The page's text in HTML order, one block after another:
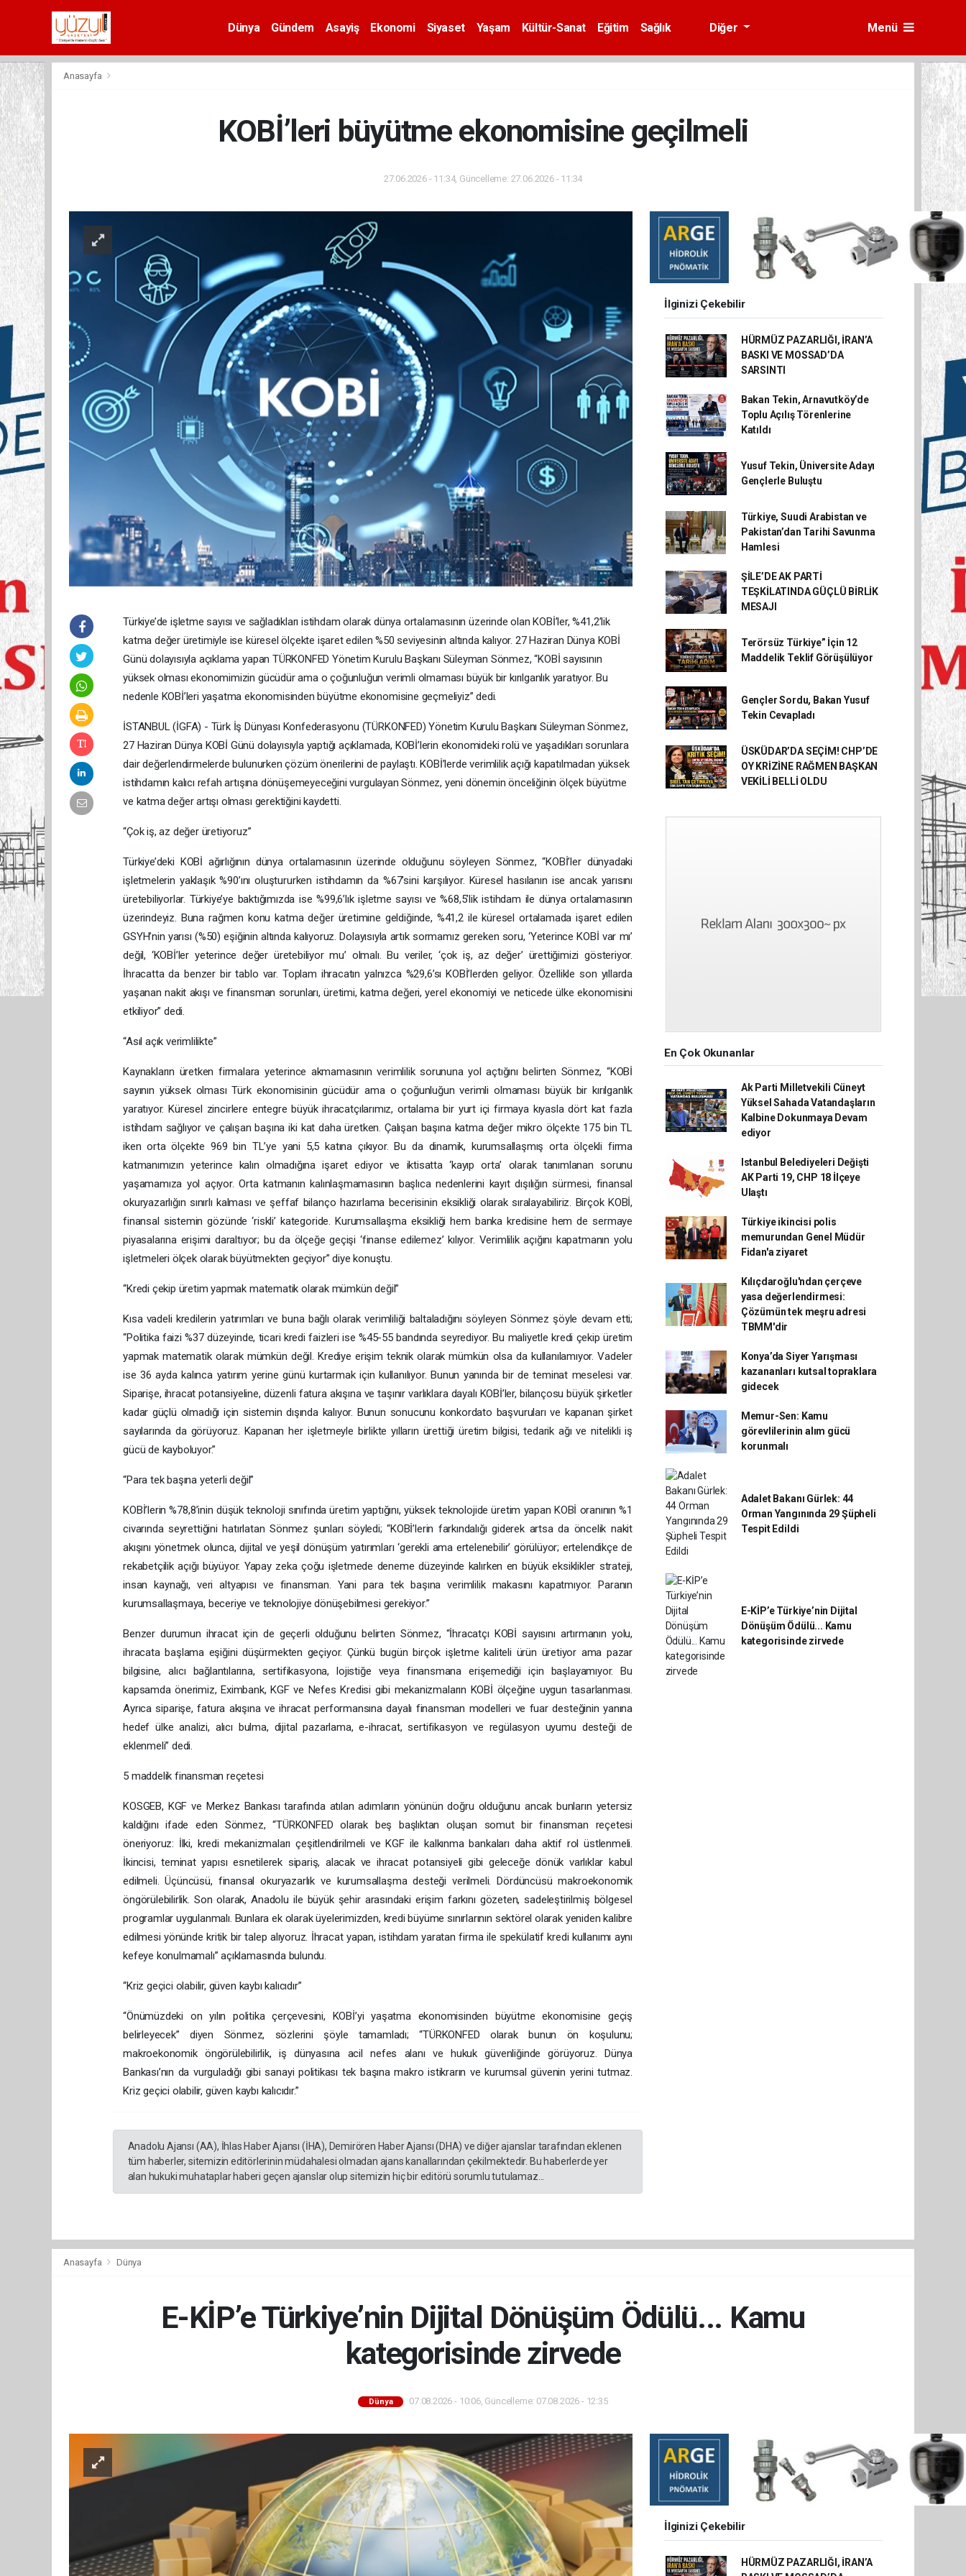
Dünya Gündem Asayiş Ekonomi Siyaset Yaşam Kültür-Sanat Eğitim
Sağlık
Diğer Menü
Anasayfa
KOBİ’leri büyütme ekonomisine geçilmeli
27.06.2026 - 11:34, Güncelleme: 27.06.2026 - 11:34
Türkiye’de işletme sayısı ve sağladıkları istihdam olarak dünya ortalamasının üzerinde olan KOBİ’ler, %41,2’lik
katma değer üretimiyle ise küresel ölçekte işaret edilen %50 seviyesinin altında kalıyor. 27 Haziran Dünya KOBİ
Günü dolayısıyla açıklama yapan TÜRKONFED Yönetim Kurulu Başkanı Süleyman Sönmez, “KOBİ sayısının
yüksek olması ekonomimizin gücüdür ama o çoğunluğun verimli olmaması büyük bir kırılganlık yaratıyor. Bu
nedenle KOBİ’leri yaşatma ekonomisinden büyütme ekonomisine geçmeliyiz” dedi.
İSTANBUL (İGFA) - Türk İş Dünyası Konfederasyonu (TÜRKONFED) Yönetim Kurulu Başkanı Süleyman Sönmez,
27 Haziran Dünya KOBİ Günü dolayısıyla yaptığı açıklamada, KOBİ’lerin ekonomideki rolü ve yaşadıkları sorunlara
dair değerlendirmelerde bulunurken çözüm önerilerini de paylaştı. KOBİ’lerde verimlilik açığı kapatılmadan yüksek
istihdamın kalıcı refah artışına dönüşemeyeceğini vurgulayan Sönmez, yeni dönemin önceliğinin ölçek büyütme
ve katma değer artışı olması gerektiğini kaydetti.
“Çok iş, az değer üretiyoruz”
Türkiye’deki KOBİ ağırlığının dünya ortalamasının üzerinde olduğunu söyleyen Sönmez, “KOBİ’ler dünyadaki
işletmelerin yaklaşık %90’ını oluştururken istihdamın da %67’sini karşılıyor. Küresel hasılanın ise ancak yarısını
üretebiliyorlar. Türkiye’ye baktığımızda ise %99,6’lık işletme sayısı ve %68,5’lik istihdam ile dünya ortalamasının
üzerindeyiz. Buna rağmen konu katma değer üretimine geldiğinde, %41,2 ile küresel ortalamada işaret edilen
GSYH’nin yarısı (%50) eşiğinin altında kalıyoruz. Dolayısıyla artık sormamız gereken soru, ‘Yeterince KOBİ var mı’
değil, ‘KOBİ’ler yeterince değer üretebiliyor mu’ olmalı. Bu veriler, ‘çok iş, az değer’ ürettiğimizi gösteriyor.
İhracatta da benzer bir tablo var. Toplam ihracatın yalnızca %29,6’sı KOBİ’lerden geliyor. Özellikle son yıllarda
yaşanan nakit akışı ve finansman sorunları, üretimi, katma değeri, yerel ekonomiyi ve neticede ülke ekonomisini
etkiliyor” dedi.
“Asıl açık verimlilikte”
Kaynakların üretken firmalara yeterince akmamasının verimlilik sorununa yol açtığını belirten Sönmez, “KOBİ
sayının yüksek olması Türk ekonomisinin gücüdür ama o çoğunluğun verimli olmaması büyük bir kırılganlık
yaratıyor. Küresel zincirlere entegre büyük ihracatçılarımız, ortalama bir yurt içi firmaya kıyasla dört kat fazla
istihdam sağlıyor ve çalışan başına iki kat daha üretken. Çalışan başına katma değer mikro ölçekte 175 bin TL
iken orta ölçekte 969 bin TL’ye yani 5,5 katına çıkıyor. Bu da dinamik, kurumsallaşmış orta ölçekli firma
katmanımızın yeterince kalın olmadığına işaret ediyor ve iktisatta ‘kayıp orta’ olarak tanımlanan sorunu
yaşamamıza yol açıyor. Orta katmanın kalınlaşmamasının başlıca nedenlerini kayıt dışılığın sürmesi, finansal
okuryazarlığın sınırlı kalması ve şeffaf bilanço hazırlama becerisinin eksikliği olarak sıralayabiliriz. Birçok KOBİ,
finansal sistemin gözünde ‘riskli’ kategoride. Kurumsallaşma eksikliği hem banka kredisine hem de sermaye
piyasalarına erişimi daraltıyor; bu da ölçeğe geçişi ‘finanse edilemez’ kılıyor. Verimlilik açığını kapatmanın yolu
işletmeleri ölçek olarak büyütmekten geçiyor” diye konuştu.
“Kredi çekip üretim yapmak matematik olarak mümkün değil”
Kısa vadeli kredilerin yatırımları ve buna bağlı olarak verimliliği baltaladığını söyleyen Sönmez şöyle devam etti;
“Politika faizi %37 düzeyinde, ticari kredi faizleri ise %45-55 bandında seyrediyor. Bu maliyetle kredi çekip üretim
yapmak matematik olarak mümkün değil. Krediye erişim teknik olarak mümkün olsa da kullanılamıyor. Vadeler
ise 36 ayda kalınca yatırım yerine günü kurtarmak için kullanılıyor. Bunun yanında bir de teminat meselesi var.
Siparişe, ihracat potansiyeline, düzenli fatura akışına ve taşınır varlıklara dayalı KOBİ’ler, bilançosu büyük şirketler
kadar güçlü olmadığı için sistemin dışında kalıyor. Bunun sonucunu konkordato başvuruları ve kapanan şirket
sayılarında da görüyoruz. Kapanan her işletmeyle birlikte yılların ürettiği üretim bilgisi, tedarik ağı ve nitelikli iş
gücü de kayboluyor.”
“Para tek başına yeterli değil”
KOBİ’lerin %78,8’inin düşük teknoloji sınıfında üretim yaptığını, yüksek teknolojide üretim yapan KOBİ oranının %1
civarında seyrettiğini hatırlatan Sönmez şunları söyledi; “KOBİ’lerin farkındalığı giderek artsa da öncelik nakit
akışını yönetmek olunca, dijital ve yeşil dönüşüm yatırımları ‘gerekli ama ertelenebilir’ görülüyor; ertelendikçe de
rekabetçilik açığı büyüyor. Yapay zeka çoğu işletmede deneme düzeyinde kalırken en büyük eksiklikler strateji,
insan kaynağı, veri altyapısı ve finansman. Yani para tek başına verimlilik makasını kapatmıyor. Paranın
kurumsallaşmaya, beceriye ve teknolojiye dönüşebilmesi gerekiyor.”
Benzer durumun ihracat için de geçerli olduğunu belirten Sönmez, “İhracatçı KOBİ sayısını artırmanın yolu,
ihracata başlama eşiğini düşürmekten geçiyor. Çünkü bugün birçok işletme kaliteli ürün üretiyor ama pazar
bilgisine, alıcı bağlantılarına, sertifikasyona, lojistiğe veya finansmana erişemediği için başlayamıyor. Bu
kapsamda önerimiz, Eximbank, KGF ve Nefes Kredisi gibi mekanizmaların KOBİ ölçeğine uygun tasarlanması.
Ayrıca siparişe, fatura akışına ve ihracat performansına dayalı finansman modelleri ve fuar desteğinin yanına
hedef ülke analizi, alıcı bulma, dijital pazarlama, e-ihracat, sertifikasyon ve regülasyon uyumu desteği de
eklenmeli” dedi.
5 maddelik finansman reçetesi
KOSGEB, KGF ve Merkez Bankası tarafında atılan adımların yönünün doğru olduğunu ancak bunların yetersiz
kaldığını ifade eden Sönmez, “TÜRKONFED olarak beş başlıktan oluşan somut bir finansman reçetesi
öneriyoruz: İlki, kredi mekanizmaları çeşitlendirilmeli ve KGF ile kalkınma bankaları daha aktif rol üstlenmeli.
İkincisi, teminat yapısı esnetilerek sipariş, alacak ve ihracat potansiyeli gibi geleceğe dönük varlıklar kabul
edilmeli. Üçüncüsü, finansal okuryazarlık ve kurumsallaşma desteği verilmeli. Dördüncüsü makroekonomik
öngörülebilirlik. Son olarak, Anadolu ile büyük şehir arasındaki erişim farkını gözeten, sadeleştirilmiş bölgesel
programlar uygulanmalı. Bunlara ek olarak üyelerimizden, kredi büyüme sınırlarının sektörel olarak yeniden kalibre
edilmesi yönünde kritik bir talep alıyoruz. İhracat yapan, istihdam yaratan firma ile spekülatif kredi kullanımı aynı
kefeye konulmamalı” açıklamasında bulundu.
“Kriz geçici olabilir, güven kaybı kalıcıdır”
“Önümüzdeki on yılın politika çerçevesini, KOBİ’yi yaşatma ekonomisinden büyütme ekonomisine geçiş
belirleyecek” diyen Sönmez, sözlerini şöyle tamamladı; “TÜRKONFED olarak bunun ön koşulunu;
makroekonomik öngörülebilirlik, iş dünyasına acil nefes alanı ve hukuk güvenliğinde görüyoruz. Dünya
Bankası’nın da vurguladığı gibi sanayi politikası tek başına makro istikrarın ve kurumsal güvenin yerini tutmaz.
Kriz geçici olabilir, güven kaybı kalıcıdır.”
Anadolu Ajansı (AA), İhlas Haber Ajansı (İHA), Demirören Haber Ajansı (DHA) ve diğer ajanslar tarafından eklenen
tüm haberler, sitemizin editörlerinin müdahalesi olmadan ajans kanallarından çekilmektedir. Bu haberlerde yer
alan hukuki muhataplar haberi geçen ajanslar olup sitemizin hiç bir editörü sorumlu tutulamaz...
İlginizi Çekebilir
HÜRMÜZ PAZARLIĞI, İRAN’A
BASKI VE MOSSAD’DA
SARSINTI
Bakan Tekin, Arnavutköy’de
Toplu Açılış Törenlerine
Katıldı
Yusuf Tekin, Üniversite Adayı
Gençlerle Buluştu
Türkiye, Suudi Arabistan ve
Pakistan’dan Tarihi Savunma
Hamlesi
ŞİLE’DE AK PARTİ
TEŞKİLATINDA GÜÇLÜ BİRLİK
MESAJI
Terörsüz Türkiye” İçin 12
Maddelik Teklif Görüşülüyor
Gençler Sordu, Bakan Yusuf
Tekin Cevapladı
ÜSKÜDAR’DA SEÇİM! CHP’DE
OY KRİZİNE RAĞMEN BAŞKAN
VEKİLİ BELLİ OLDU
En Çok Okunanlar
Ak Parti Milletvekili Cüneyt
Yüksel Sahada Vatandaşların
Kalbine Dokunmaya Devam
ediyor
Istanbul Belediyeleri Değişti
AK Parti 19, CHP 18 İlçeye
Ulaştı
Türkiye ikincisi polis
memurundan Genel Müdür
Fidan'a ziyaret
Kılıçdaroğlu'ndan çerçeve
yasa değerlendirmesi:
Çözümün tek meşru adresi
TBMM'dir
Konya’da Siyer Yarışması
kazananları kutsal topraklara
gidecek
Memur-Sen: Kamu
görevlilerinin alım gücü
korunmalı
Adalet Bakanı Gürlek: 44
Orman Yangınında 29 Şüpheli
Tespit Edildi
E-KİP’e Türkiye’nin Dijital
Dönüşüm Ödülü... Kamu
kategorisinde zirvede
Anasayfa Dünya
E-KİP’e Türkiye’nin Dijital Dönüşüm Ödülü... Kamu
kategorisinde zirvede
Dünya 07.08.2026 - 10:06, Güncelleme: 07.08.2026 - 12:35
İlginizi Çekebilir
HÜRMÜZ PAZARLIĞI, İRAN’A